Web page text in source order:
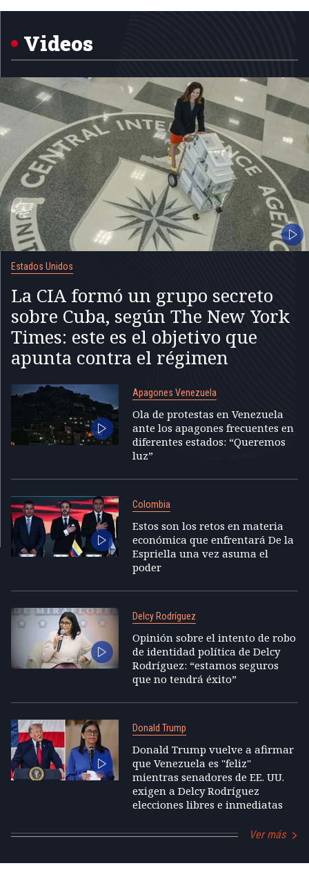
1
Videos
Estados Unidos
La CIA formó un grupo secreto
sobre Cuba, según The New York
Times: este es el objetivo que
apunta contra el régimen
Apagones Venezuela
Ola de protestas en Venezuela
ante los apagones frecuentes en
diferentes estados: “Queremos
luz”
Colombia
Estos son los retos en materia
económica que enfrentará De la
Espriella una vez asuma el
poder
Delcy Rodríguez
Opinión sobre el intento de robo
de identidad política de Delcy
Rodríguez: “estamos seguros
que no tendrá éxito”
Donald Trump
Donald Trump vuelve a afirmar
que Venezuela es "feliz"
mientras senadores de EE. UU.
exigen a Delcy Rodríguez
elecciones libres e inmediatas
Ver más